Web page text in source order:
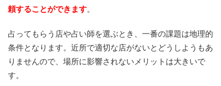
頼することができます。
占ってもらう店や占い師を選ぶとき、一番の課題は地理的
条件となります。近所で適切な店がないとどうしようもあ
りませんので、場所に影響されないメリットは大きいで
す。